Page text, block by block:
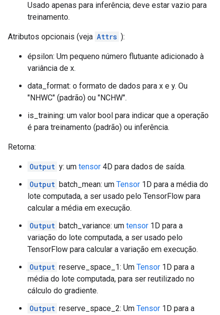
Usado apenas para inferência; deve estar vazio para
treinamento.
Atributos opcionais (veja Attrs ):
épsilon: Um pequeno número flutuante adicionado à
variância de x.
data_format: o formato de dados para x e y. Ou
"NHWC" (padrão) ou "NCHW".
is_training: um valor bool para indicar que a operação
é para treinamento (padrão) ou inferência.
Retorna:
Output y: um tensor 4D para dados de saída.
Output batch_mean: um Tensor 1D para a média do
lote computada, a ser usado pelo TensorFlow para
calcular a média em execução.
Output batch_variance: um tensor 1D para a
variação do lote computada, a ser usado pelo
TensorFlow para calcular a variação em execução.
Output reserve_space_1: Um Tensor 1D para a
média do lote computada, para ser reutilizado no
cálculo do gradiente.
Output reserve_space_2: Um Tensor 1D para a